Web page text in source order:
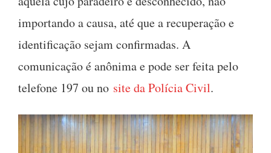
importando a causa, até que a recuperação e
identificação sejam confirmadas. A
comunicação é anônima e pode ser feita pelo
telefone 197 ou no site da Polícia Civil.